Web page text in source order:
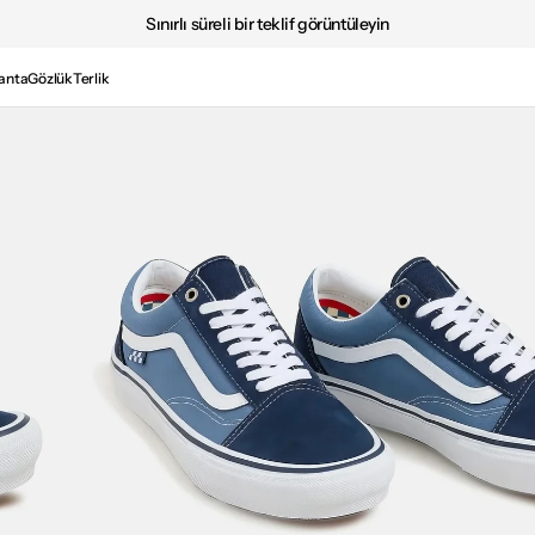
Sınırlı süreli bir teklif görüntüleyin
GözlükTerlik
Medya
2'i
galeri
görünümünde
aç